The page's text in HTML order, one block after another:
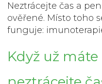
Neztrácejte čas a
ověřené. Místo toho
funguje:
Když už